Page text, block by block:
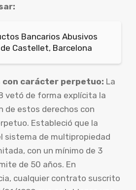
Bancarios Abusivos
Castellet, Barcelona
carácter perpetuo: La
vetó de forma explícita la
de estos derechos con
Estableció que la
sistema de multipropiedad
con un mínimo de 3
de 50 años. En
cualquier contrato suscrito